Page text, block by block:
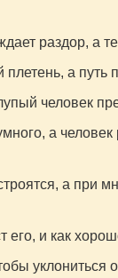
раздор, а
плетень, а путь
человек
а
а при
его, и как
уклониться